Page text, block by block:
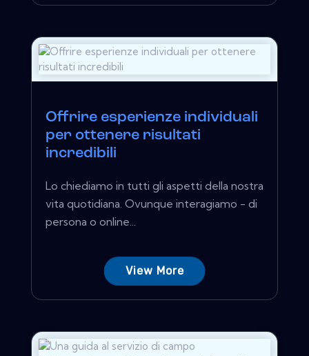
Offrire esperienze individuali
per ottenere risultati
incredibili
Lo chiediamo in tutti gli aspetti della nostra
vita quotidiana. Ovunque interagiamo - di
persona o online...
View More